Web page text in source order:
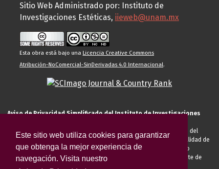
Este sitio web utiliza cookies para garantizar
que obtenga la mejor experiencia de
navegación. Visita nuestro
Sitio Web Administrado por: Instituto de
Investigaciones Estéticas, iieweb@unam.mx
Esta obra está bajo una Licencia Creative Commons
Atribución-NoComercial-SinDerivadas 4.0 Internacional.
Aviso de Privacidad Simplificado del Instituto de Investigaciones
El Instituto de Investigaciones Estéticas de la UNAM, es responsable del
tratamiento de sus datos personales para el registro de usted en calidad de
alumno, docente, personal de la entidad académica, conferencista o
invitado externo (nacional o extranjero), visitante, proveedor o cliente de